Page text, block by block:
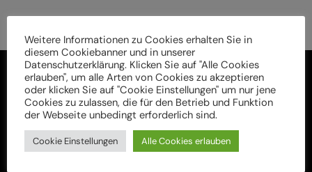
Weitere Informationen zu Cookies erhalten Sie in
diesem Cookiebanner und in unserer
Datenschutzerklärung. Klicken Sie auf "Alle Cookies
erlauben", um alle Arten von Cookies zu akzeptieren
oder klicken Sie auf "Cookie Einstellungen" um nur jene
Cookies zu zulassen, die für den Betrieb und Funktion
der Webseite unbedingt erforderlich sind.
Cookie Einstellungen Alle Cookies erlauben